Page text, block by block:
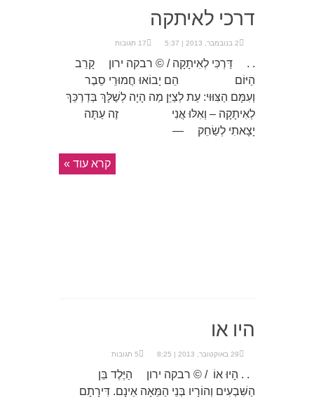
דרכי לאיתקה
2 בנובמבר, 2013 | 5:37 17 תגובות
. . דַּרְכִּי לְאִיתָקָה / © רבקה ירון קָרֵב
הַיּוֹם הֵם יָבוֹאוּ חֲמוּרֵי סֵבֶר
וְעִמָּם הַצִּוּוּי: עֵת לְצַיֵּן מַה הָיָה לְשֶׁלָּךְ בְּדַרְכֵּךְ
לְאִיתָקָה – וְאִלּוּ אֲנִי זֶה עַתָּה
יָצָאתִי לְשַׂחֵק —
קרא עוד »
היו או
29 באוקטובר, 2013 | 8:25 5 תגובות
. . הָיוּ אוֹ / © רבקה ירון הַיֶּלֶד בֵּן
הַשִּׁבְעִים וְהוֹרָיו בְּנֵי הַמֵּאָה אֵינָם. דִּירָתָם